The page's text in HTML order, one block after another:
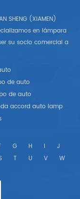
SHENG (XIAMEN)
en lámpara
su socio comercial a
de auto
de auto
accord auto lamp
G H I
J
T U V
W